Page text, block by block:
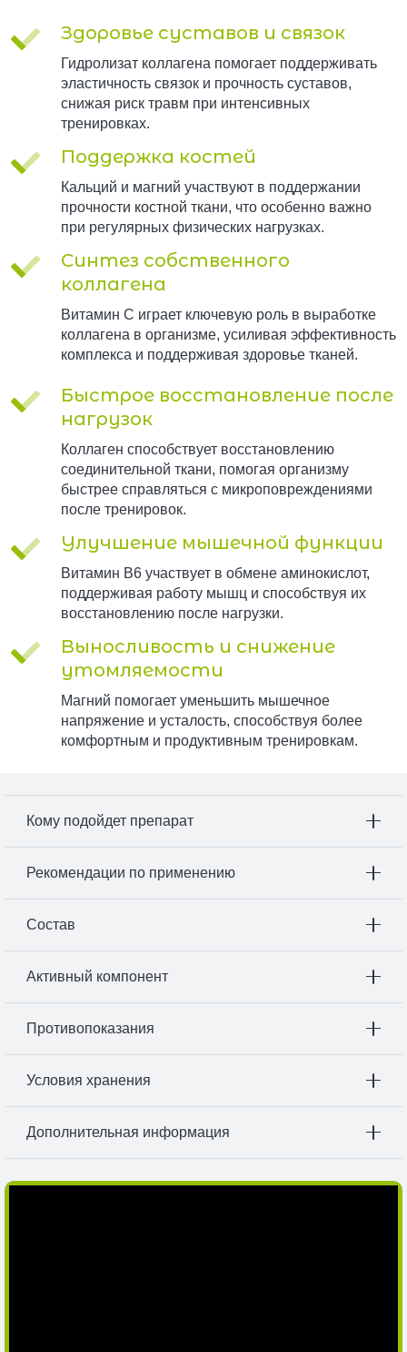
Здоровье суставов и связок
Гидролизат коллагена помогает поддерживать
эластичность связок и прочность суставов,
снижая риск травм при интенсивных
тренировках.
Поддержка костей
Кальций и магний участвуют в поддержании
прочности костной ткани, что особенно важно
при регулярных физических нагрузках.
Синтез собственного
коллагена
Витамин C играет ключевую роль в выработке
коллагена в организме, усиливая эффективность
комплекса и поддерживая здоровье тканей.
Быстрое восстановление после
нагрузок
Коллаген способствует восстановлению
соединительной ткани, помогая организму
быстрее справляться с микроповреждениями
после тренировок.
Улучшение мышечной функции
Витамин B6 участвует в обмене аминокислот,
поддерживая работу мышц и способствуя их
восстановлению после нагрузки.
Выносливость и снижение
утомляемости
Магний помогает уменьшить мышечное
напряжение и усталость, способствуя более
комфортным и продуктивным тренировкам.
Кому подойдет препарат
Рекомендации по применению
Состав
Активный компонент
Противопоказания
Условия хранения
Дополнительная информация